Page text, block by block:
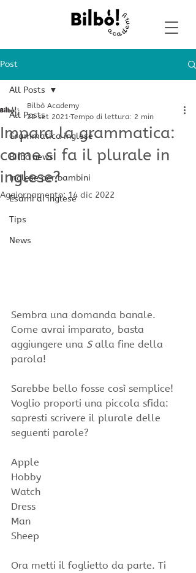
Post
All Posts
Grammatica inglese
Bilbò news
Inglese per bambini
Esami di inglese
Tips
News
All Posts
Impara la grammatica:
come si fa il plurale in
inglese?
Bilbò Academy
22 set 2021 Tempo di lettura: 2 min
Aggiornamento:14 dic 2022
Sembra una domanda banale.
Come avrai imparato, basta
aggiungere una S alla fine della
parola!
Sarebbe bello fosse così semplice!
Voglio proporti una piccola sfida:
sapresti scrivere il plurale delle
seguenti parole?
Apple
Hobby
Watch
Dress
Man
Sheep
Ora metti il foglietto da parte. Ti